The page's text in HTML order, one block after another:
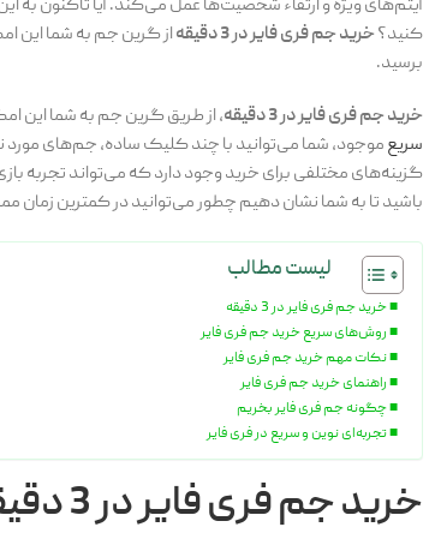
آیتم‌های ویژه و ارتقاء شخصیت‌ها عمل می‌کند. آیا تاکنون به
کنید؟خرید جم فری فایر در 3 دقیقه
از گرین جم به شما این
برسید.
خرید جم فری فایر در 3 دقیقه
، از طریق گرین جم به شما این
سریعموجود، شما می‌توانید با چند کلیک ساده، جم‌های مورد
گزینه‌های مختلفی برای خرید وجود دارد که می‌تواند تجربه
باشید تا به شما نشان دهیم چطور می‌توانید در کمترین
لیست مطالب
خرید جم فری فایر در 3 دقیقه
روش‌های سریع خرید جم فری فایر
نکات مهم خرید جم فری فایر
راهنمای خرید جم فری فایر
چگونه جم فری فایر بخریم
تجربه‌ای نوین و سریع در فری فایر
خرید جم فری فایر در 3 دقیقه